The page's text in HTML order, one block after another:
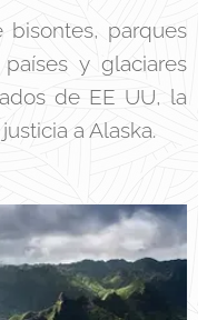
bisontes, parques
y glaciares
de EE UU, la
a Alaska.